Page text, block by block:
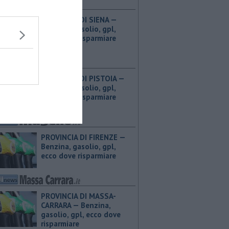
PROVINCIA DI SIENA — ​
Benzina, gasolio, gpl,
ecco dove risparmiare
PROVINCIA DI PISTOIA — ​
Benzina, gasolio, gpl,
ecco dove risparmiare
PROVINCIA DI FIRENZE — ​
Benzina, gasolio, gpl,
ecco dove risparmiare
PROVINCIA DI MASSA-
CARRARA — ​Benzina,
gasolio, gpl, ecco dove
risparmiare